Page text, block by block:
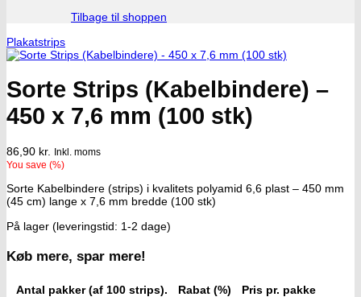
Tilbage til shoppen
Plakatstrips
Sorte Strips (Kabelbindere) –
450 x 7,6 mm (100 stk)
86,90 kr.
Inkl. moms
You save (%)
Sorte Kabelbindere (strips) i kvalitets polyamid 6,6 plast – 450 mm
(45 cm) lange x 7,6 mm bredde (100 stk)
På lager (leveringstid: 1-2 dage)
Køb mere, spar mere!
Antal pakker (af 100 strips). Rabat (%)
Pris pr. pakke